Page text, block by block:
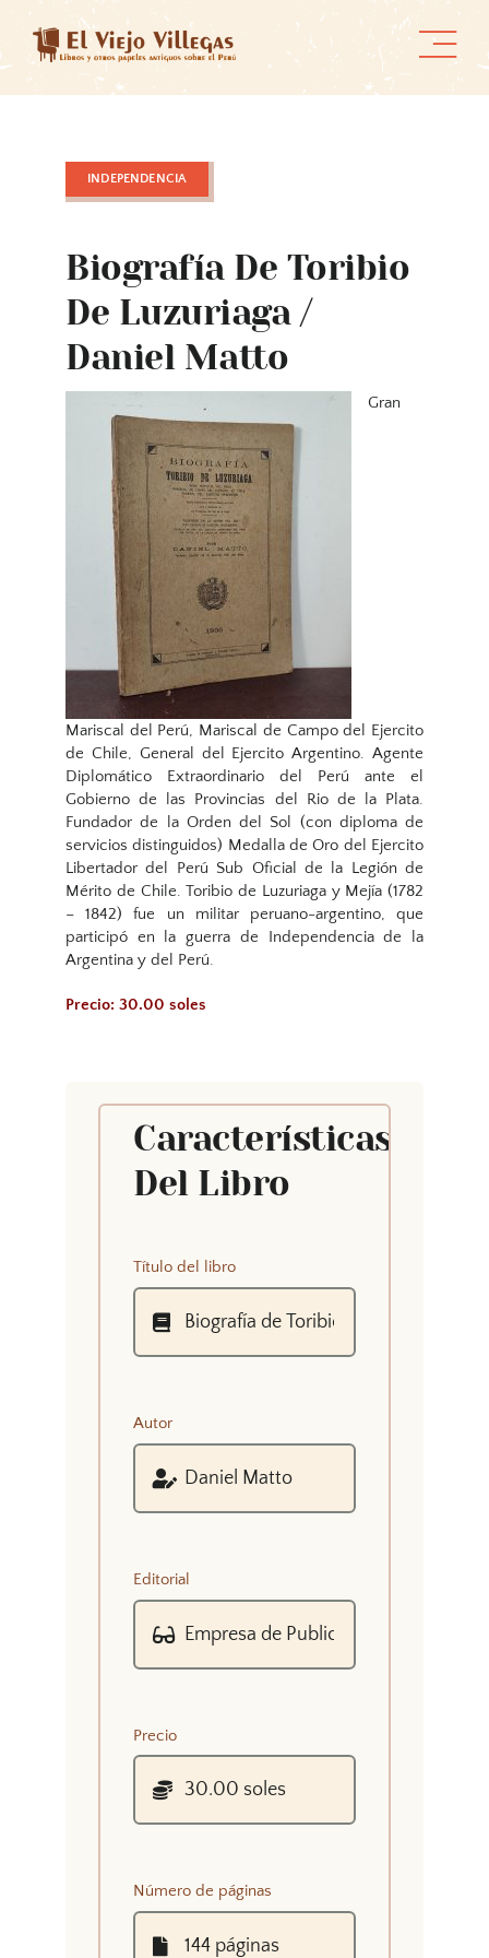
content
INDEPENDENCIA
Biografía De Toribio
De Luzuriaga /
Daniel Matto
Gran
Mariscal del Perú, Mariscal de Campo del Ejercito
de Chile, General del Ejercito Argentino. Agente
Diplomático Extraordinario del Perú ante el
Gobierno de las Provincias del Rio de la Plata.
Fundador de la Orden del Sol (con diploma de
servicios distinguidos) Medalla de Oro del Ejercito
Libertador del Perú Sub Oficial de la Legión de
Mérito de Chile. Toribio de Luzuriaga y Mejía (1782
– 1842) fue un militar peruano-argentino, que
participó en la guerra de Independencia de la
Argentina y del Perú.
Precio: 30.00 soles
Características
Del Libro
Título del libro
Autor
Editorial
Precio
Número de páginas